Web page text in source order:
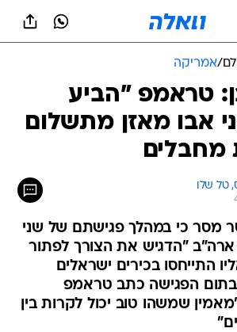
/אמריקה
טראמפ "הביע
אבו מאזן מתשלום
מחבלים
טל שלו
מסר כי במהלך פגישתם של שני
ארה"ב "הדגיש את הצורך לפתור
התייחסו בכירים ישראלים
בתום הפגישה כתב טראמפ
שמשהו טוב יכול לקרות בין